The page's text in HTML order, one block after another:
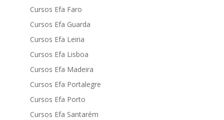
Cursos Efa Faro
Cursos Efa Guarda
Cursos Efa Leiria
Cursos Efa Lisboa
Cursos Efa Madeira
Cursos Efa Portalegre
Cursos Efa Porto
Cursos Efa Santarém